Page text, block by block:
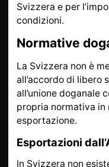
Svizzera e per
condizioni.
Normative
La Svizzera non è
all’accordo di libero
all’unione doganale
propria normativa
esportazione.
Esportazioni
In Svizzera non